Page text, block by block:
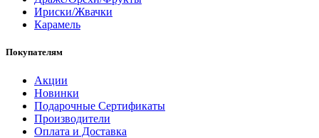
Ириски/Жвачки
Карамель
Покупателям
Акции
Новинки
Подарочные Сертификаты
Производители
Оплата и Доставка